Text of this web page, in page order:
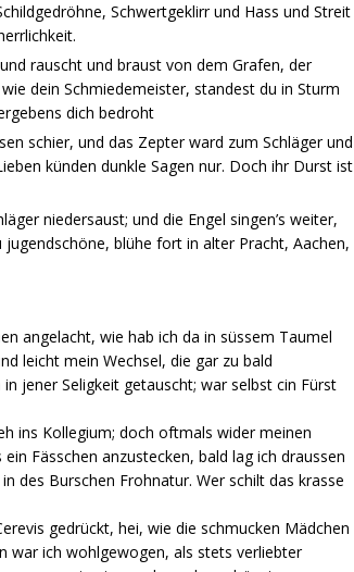
Schwertgeklirr und Hass und Streit
rauscht und braust von dem Grafen, der
dein Schmiedemeister, standest du in Sturm
dich bedroht
schier, und das Zepter ward zum Schläger und
künden dunkle Sagen nur. Doch ihr Durst ist
niedersaust; und die Engel singen’s weiter,
blühe fort in alter Pracht, Aachen,
angelacht, wie hab ich da in süssem Taumel
leicht mein Wechsel, die gar zu bald
jener Seligkeit getauscht; war selbst cin Fürst
ins Kollegium; doch oftmals wider meinen
Fässchen anzustecken, bald lag ich draussen
des Burschen Frohnatur. Wer schilt das krasse
gedrückt, hei, wie die schmucken Mädchen
war ich wohlgewogen, als stets verliebter